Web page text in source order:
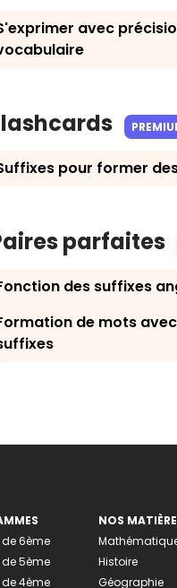
avec
pour former
parfaites
des suffixes
de mots
6ème
5ème
4ème
NOS
Histoire
Géographie